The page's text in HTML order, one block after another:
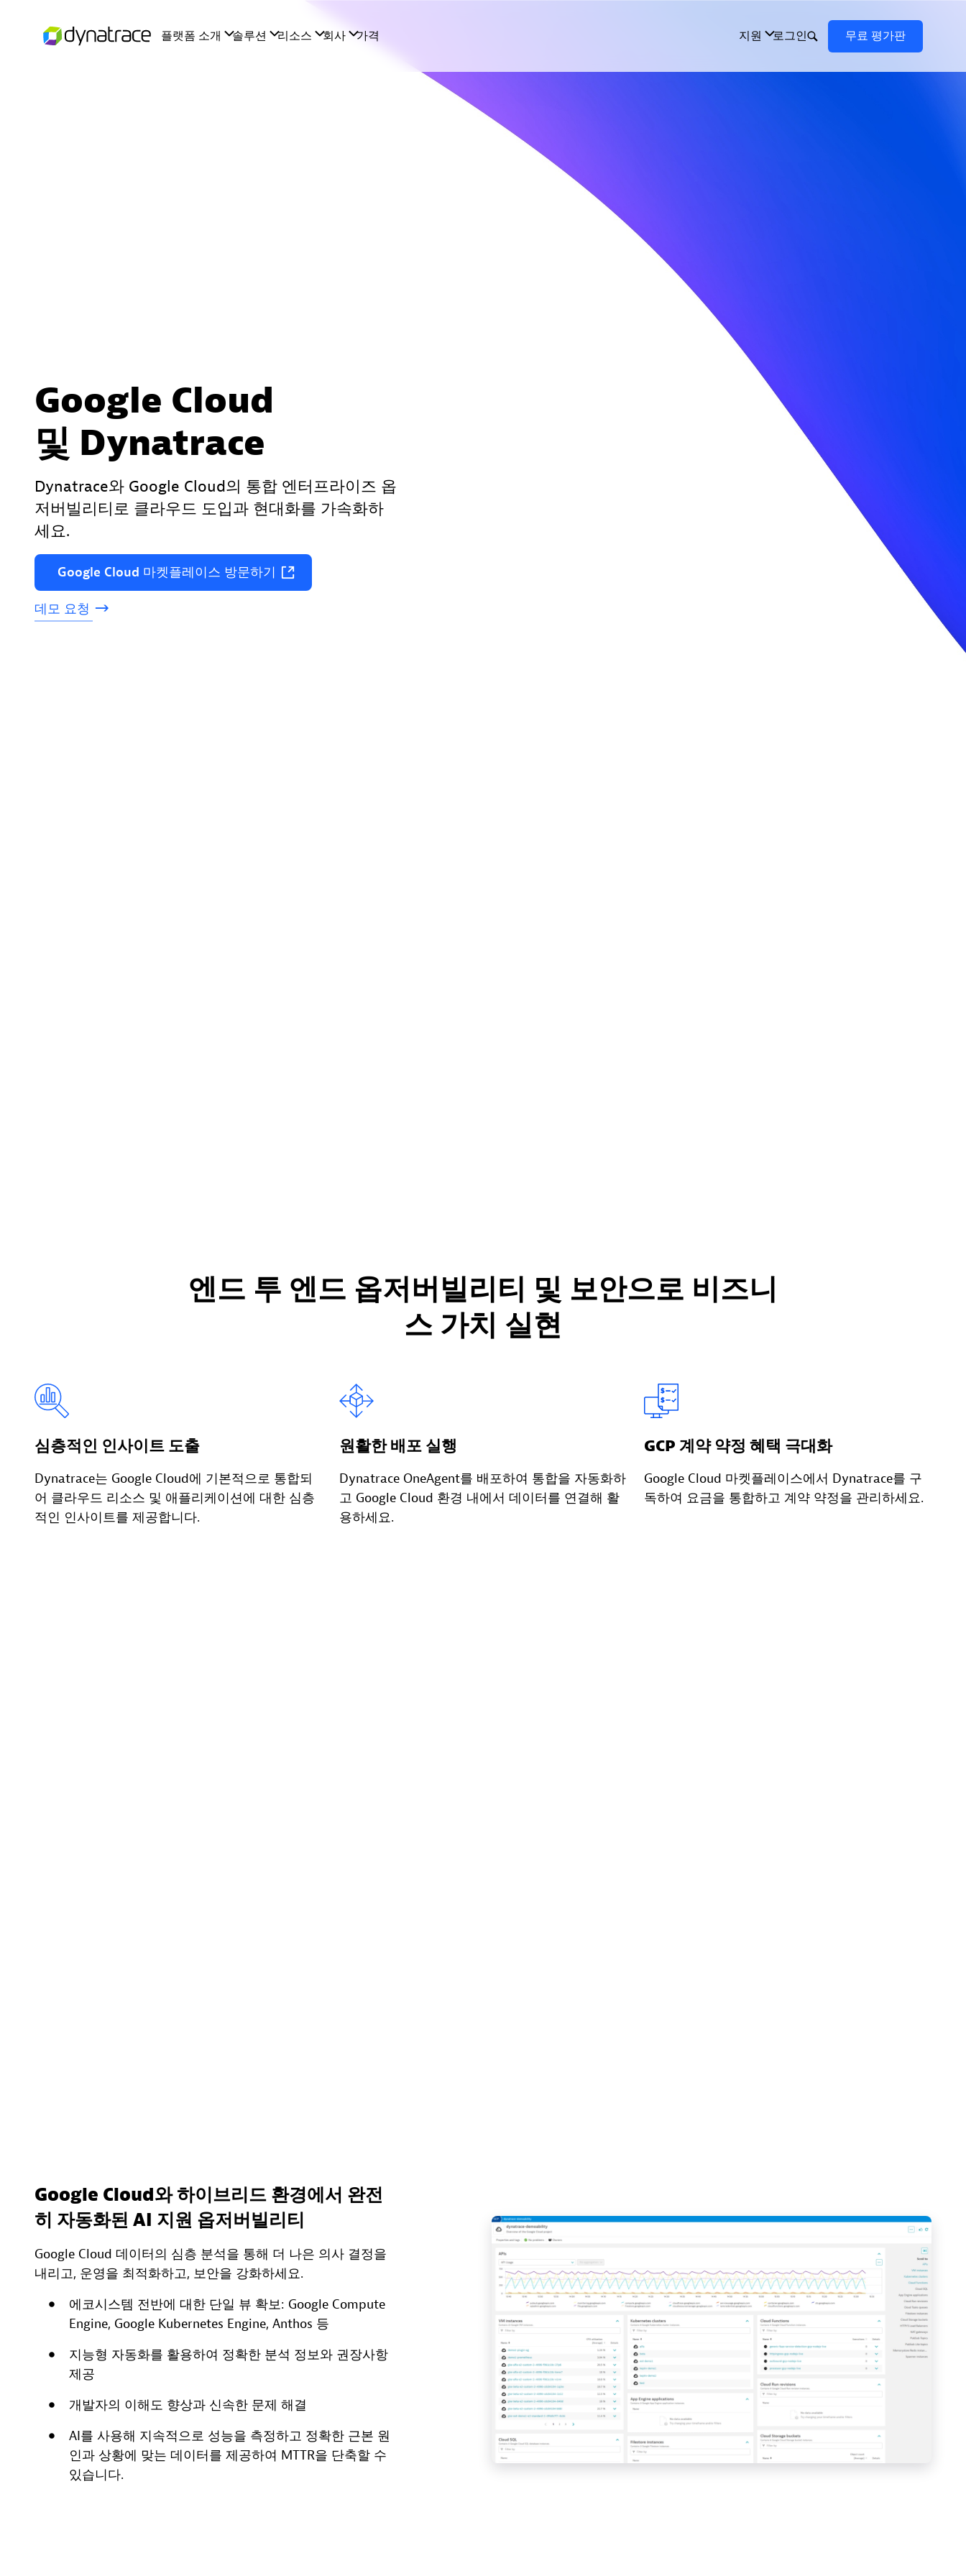
Google Cloud
및 Dynatrace
Dynatrace와 Google Cloud의 통합 엔터프라이즈 옵
저버빌리티로 클라우드 도입과 현대화를 가속화하
세요.
Google Cloud 마켓플레이스 방문하기
데모 요청
엔드 투 엔드 옵저버빌리티 및 보안으로 비즈니
스 가치 실현
심층적인 인사이트 도출
Dynatrace는 Google Cloud에 기본적으로 통합되
어 클라우드 리소스 및 애플리케이션에 대한 심층
적인 인사이트를 제공합니다.
원활한 배포 실행
Dynatrace OneAgent를 배포하여 통합을 자동화하
고 Google Cloud 환경 내에서 데이터를 연결해 활
용하세요.
GCP 계약 약정 혜택 극대화
Google Cloud 마켓플레이스에서 Dynatrace를 구
독하여 요금을 통합하고 계약 약정을 관리하세요.
Google Cloud와 하이브리드 환경에서 완전
히 자동화된 AI 지원 옵저버빌리티
Google Cloud 데이터의 심층 분석을 통해 더 나은 의사 결정을
내리고, 운영을 최적화하고, 보안을 강화하세요.
에코시스템 전반에 대한 단일 뷰 확보: Google Compute
Engine, Google Kubernetes Engine, Anthos 등
지능형 자동화를 활용하여 정확한 분석 정보와 권장사항
제공
개발자의 이해도 향상과 신속한 문제 해결
AI를 사용해 지속적으로 성능을 측정하고 정확한 근본 원
인과 상황에 맞는 데이터를 제공하여 MTTR을 단축할 수
있습니다.